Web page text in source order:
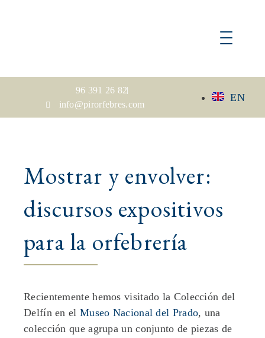
96 391 26 82
info@pirorfebres.com
EN
Mostrar y envolver:
discursos expositivos
para la orfebrería
Recientemente hemos visitado la Colección del
Delfín en el Museo Nacional del Prado, una
colección que agrupa un conjunto de piezas de